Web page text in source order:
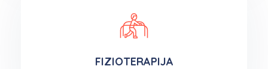
FIZIOTERAPIJA